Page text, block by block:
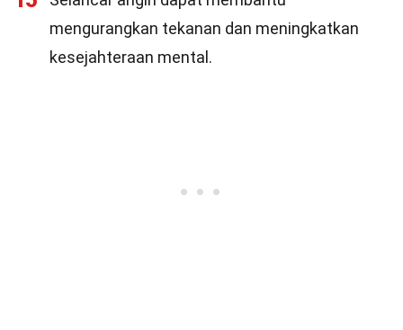
mengurangkan tekanan dan meningkatkan
kesejahteraan mental.